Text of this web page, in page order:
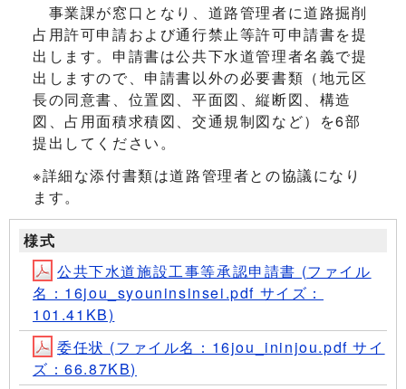
事業課が窓口となり、道路管理者に道路掘削
占用許可申請および通行禁止等許可申請書を提
出します。申請書は公共下水道管理者名義で提
出しますので、申請書以外の必要書類（地元区
長の同意書、位置図、平面図、縦断図、構造
図、占用面積求積図、交通規制図など）を6部
提出してください。
※詳細な添付書類は道路管理者との協議になり
ます。
様式
公共下水道施設工事等承認申請書 (ファイル
名：16jou_syouninsinsei.pdf サイズ：
101.41KB)
委任状 (ファイル名：16jou_ininjou.pdf サイ
ズ：66.87KB)